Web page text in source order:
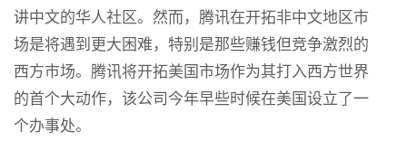
讲中文的华人社区。然而，腾讯在开拓非中文地区市
场是将遇到更大困难，特别是那些赚钱但竞争激烈的
西方市场。腾讯将开拓美国市场作为其打入西方世界
的首个大动作，该公司今年早些时候在美国设立了一
个办事处。